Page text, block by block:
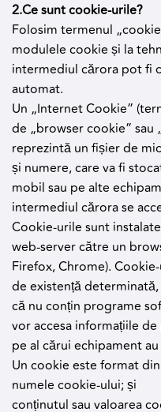
2.Ce sunt cookie-urile?
Folosim termenul
modulele cookie și la
intermediul cărora pot fi
automat.
Un „Internet Cookie”
de „browser cookie” sau
reprezintă un fișier de
și numere, care va fi
mobil sau pe alte
intermediul cărora se
Cookie-urile sunt
web-server către un
Firefox, Chrome).
de existență determinată,
că nu conțin programe
vor accesa informațiile
pe al cărui echipament
Un cookie este format
numele cookie-ului; și
conținutul sau valoarea